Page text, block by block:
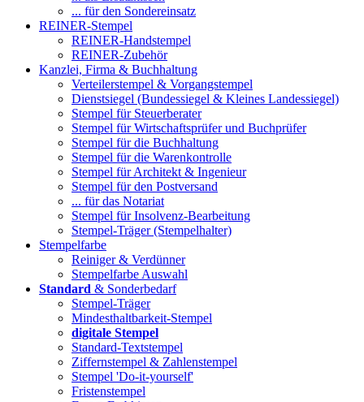
... für den Sondereinsatz
REINER-Stempel
REINER-Handstempel
REINER-Zubehör
Kanzlei, Firma & Buchhaltung
Verteilerstempel & Vorgangstempel
Dienstsiegel (Bundessiegel & Kleines Landessiegel)
Stempel für Steuerberater
Stempel für Wirtschaftsprüfer und Buchprüfer
Stempel für die Buchhaltung
Stempel für die Warenkontrolle
Stempel für Architekt & Ingenieur
Stempel für den Postversand
... für das Notariat
Stempel für Insolvenz-Bearbeitung
Stempel-Träger (Stempelhalter)
Stempelfarbe
Reiniger & Verdünner
Stempelfarbe Auswahl
Standard & Sonderbedarf
Stempel-Träger
Mindesthaltbarkeit-Stempel
digitale Stempel
Standard-Textstempel
Ziffernstempel & Zahlenstempel
Stempel 'Do-it-yourself'
Fristenstempel